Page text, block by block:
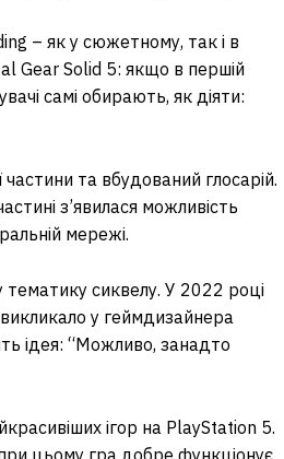
– як у сюжетному, так і в
Gear Solid 5: якщо в першій
самі обирають, як діяти:
та вбудований глосарій.
з’явилася можливість
мережі.
тематику сиквелу. У 2022 році
у геймдизайнера
ідея: “Можливо, занадто
ігор на PlayStation 5.
цьому гра добре функціонує